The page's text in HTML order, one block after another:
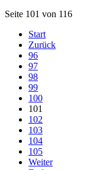
Seite 101 von 116
Start
Zurück
96
97
98
99
100
101
102
103
104
105
Weiter